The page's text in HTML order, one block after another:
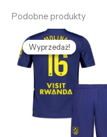
Podobne produkty
Wyprzedaż!
Wyprzedaż!
Pierwotna
cena
wynosiła:
469,58 zł.
Aktualna
cena
wynosi:
127,68 zł.